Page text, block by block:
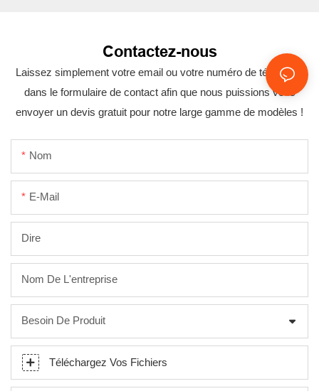
Contactez-nous
Laissez simplement votre email ou votre numéro de téléphone
dans le formulaire de contact afin que nous puissions vous
envoyer un devis gratuit pour notre large gamme de modèles !
Nom
E-Mail
Dire
Nom De L'entreprise
Besoin De Produit
Téléchargez Vos Fichiers